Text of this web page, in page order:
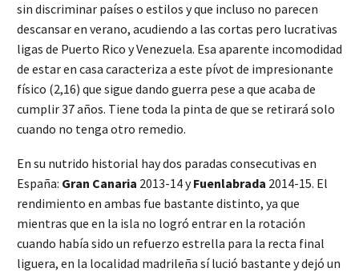
sin discriminar países o estilos y que incluso no parecen
descansar en verano, acudiendo a las cortas pero lucrativas
ligas de Puerto Rico y Venezuela. Esa aparente incomodidad
de estar en casa caracteriza a este pívot de impresionante
físico (2,16) que sigue dando guerra pese a que acaba de
cumplir 37 años. Tiene toda la pinta de que se retirará solo
cuando no tenga otro remedio.
En su nutrido historial hay dos paradas consecutivas en
España: Gran Canaria 2013-14 yFuenlabrada 2014-15. El
rendimiento en ambas fue bastante distinto, ya que
mientras que en la isla no logró entrar en la rotación
cuando había sido un refuerzo estrella para la recta final
liguera, en la localidad madrileña sí lució bastante y dejó un